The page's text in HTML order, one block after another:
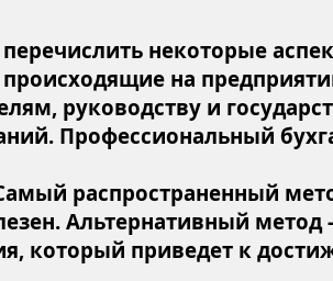
некоторые
на
руководству и
Профессиональный
распространенный
Альтернативный
который приведет к